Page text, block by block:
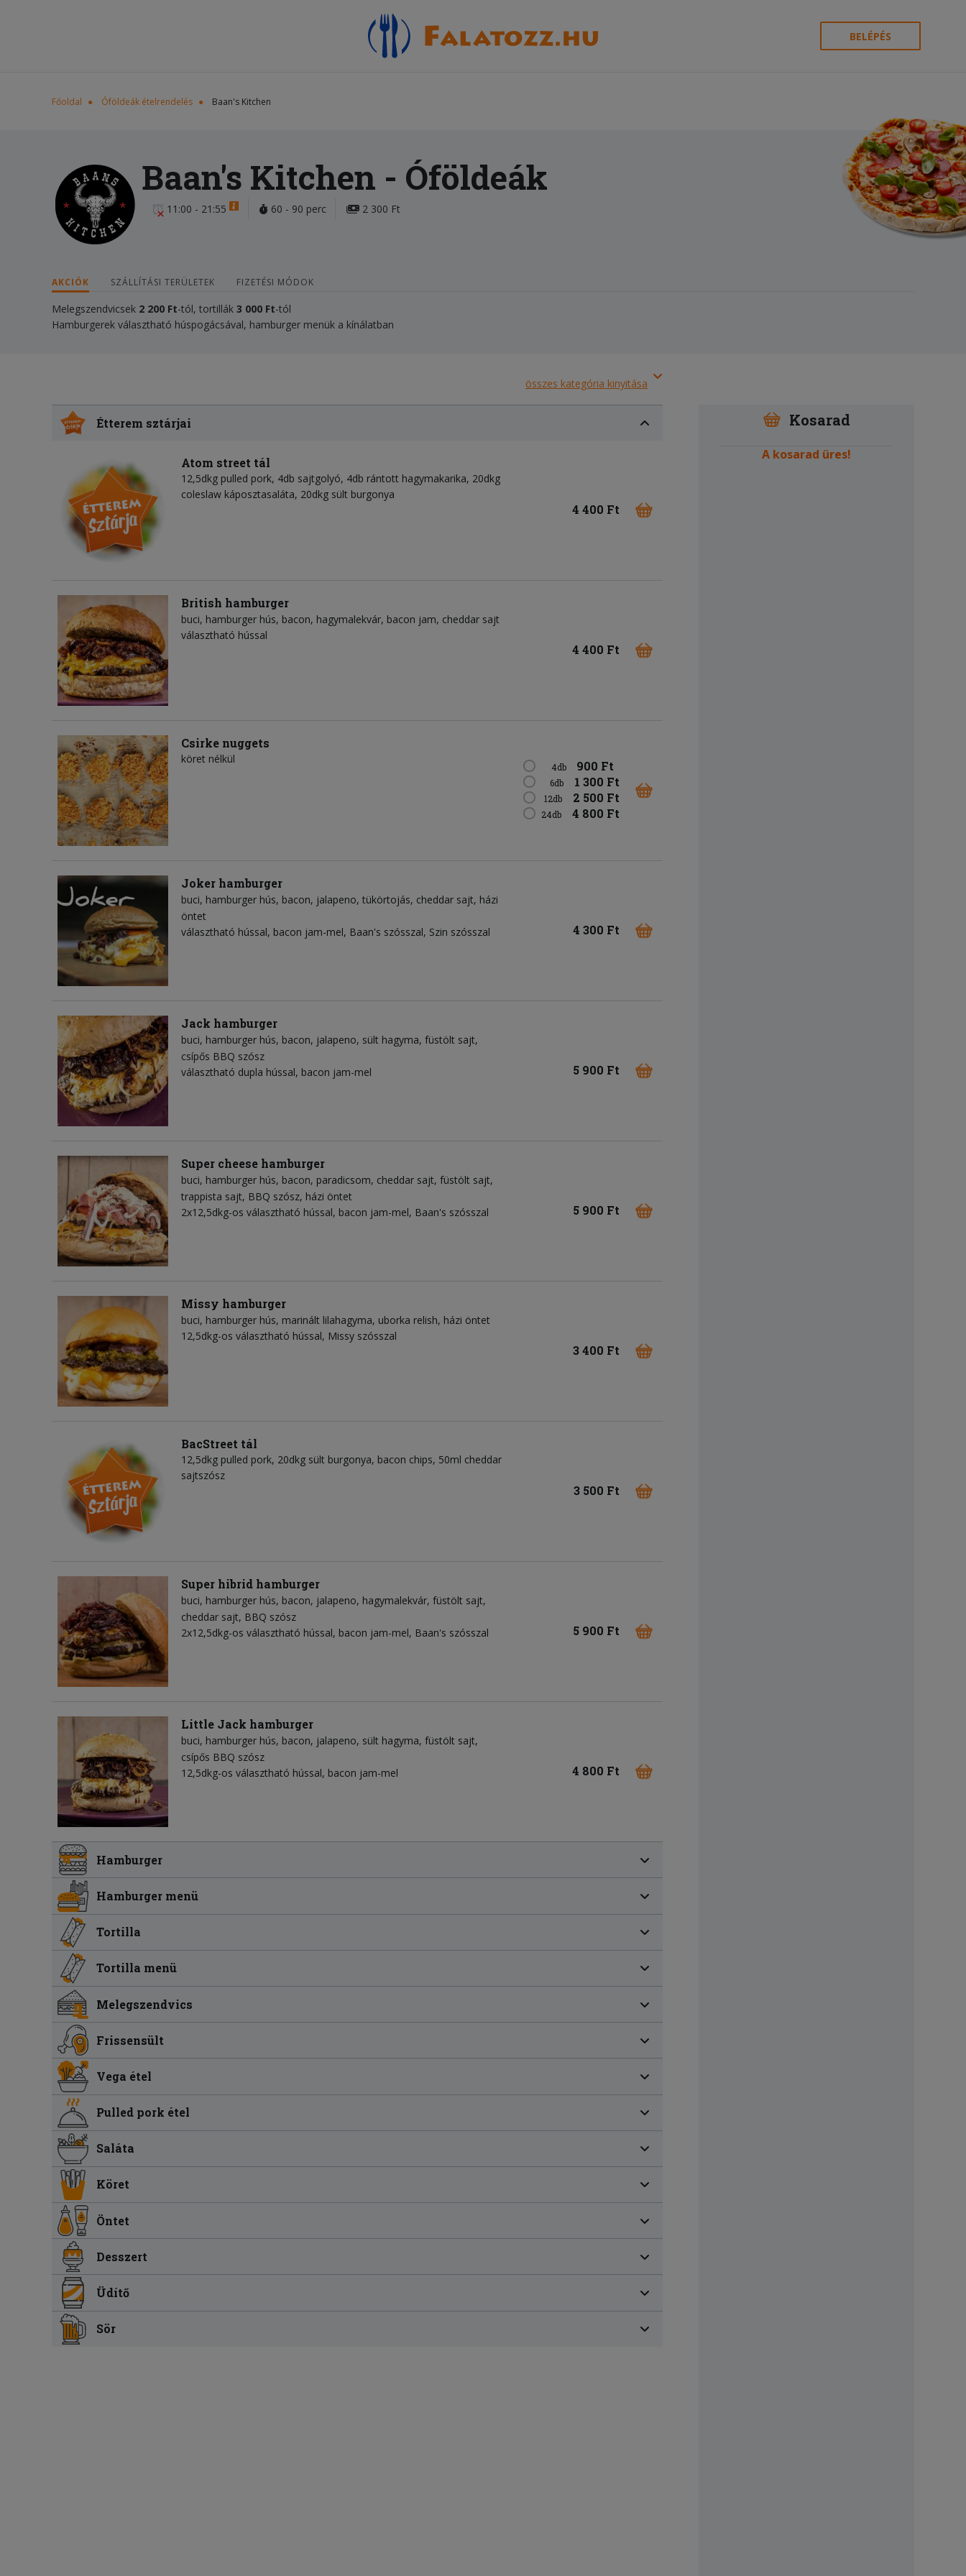
BELÉPÉS
Főoldal Óföldeák ételrendelés Baan's Kitchen
Baan's Kitchen - Óföldeák
11:00 - 21:55 60 - 90 perc 2 300 Ft
AKCIÓK SZÁLLÍTÁSI TERÜLETEK FIZETÉSI MÓDOK
Melegszendvicsek 2 200 Ft-tól, tortillák 3 000 Ft-tól
Hamburgerek választható húspogácsával, hamburger menük a kínálatban
összes kategória kinyitása
Étterem sztárjai
Atom street tál
12,5dkg pulled pork, 4db sajtgolyó, 4db rántott hagymakarika, 20dkg
coleslaw káposztasaláta, 20dkg sült burgonya
4 400 Ft
British hamburger
buci hamburger hús bacon hagymalekvár bacon jam cheddar sajt
választható hússal
4 400 Ft
Csirke nuggets
köret nélkül
4db 900 Ft
6db 1 300 Ft
12db 2 500 Ft
24db 4 800 Ft
Joker hamburger
buci hamburger hús bacon jalapeno tükörtojás cheddar sajt házi
öntet
választható hússal, bacon jam-mel, Baan's szósszal, Szin szósszal
4 300 Ft
Jack hamburger
buci hamburger hús bacon jalapeno sült hagyma füstölt sajt
csípős BBQ szósz
választható dupla hússal, bacon jam-mel
5 900 Ft
Super cheese hamburger
buci hamburger hús bacon paradicsom cheddar sajt füstölt sajt
trappista sajt BBQ szósz házi öntet
2x12,5dkg-os választható hússal, bacon jam-mel, Baan's szósszal
5 900 Ft
Missy hamburger
buci hamburger hús marinált lilahagyma uborka relish házi öntet
12,5dkg-os választható hússal, Missy szósszal
3 400 Ft
BacStreet tál
12,5dkg pulled pork, 20dkg sült burgonya, bacon chips, 50ml cheddar
sajtszósz
3 500 Ft
Super hibrid hamburger
buci hamburger hús bacon jalapeno hagymalekvár füstölt sajt
cheddar sajt BBQ szósz
2x12,5dkg-os választható hússal, bacon jam-mel, Baan's szósszal
5 900 Ft
Little Jack hamburger
buci hamburger hús bacon jalapeno sült hagyma füstölt sajt
csípős BBQ szósz
12,5dkg-os választható hússal, bacon jam-mel
4 800 Ft
Hamburger
Hamburger menü
Tortilla
Tortilla menü
Melegszendvics
Frissensült
Vega étel
Pulled pork étel
Saláta
Köret
Öntet
Desszert
Üdítő
Sör
Kosarad
A kosarad üres!